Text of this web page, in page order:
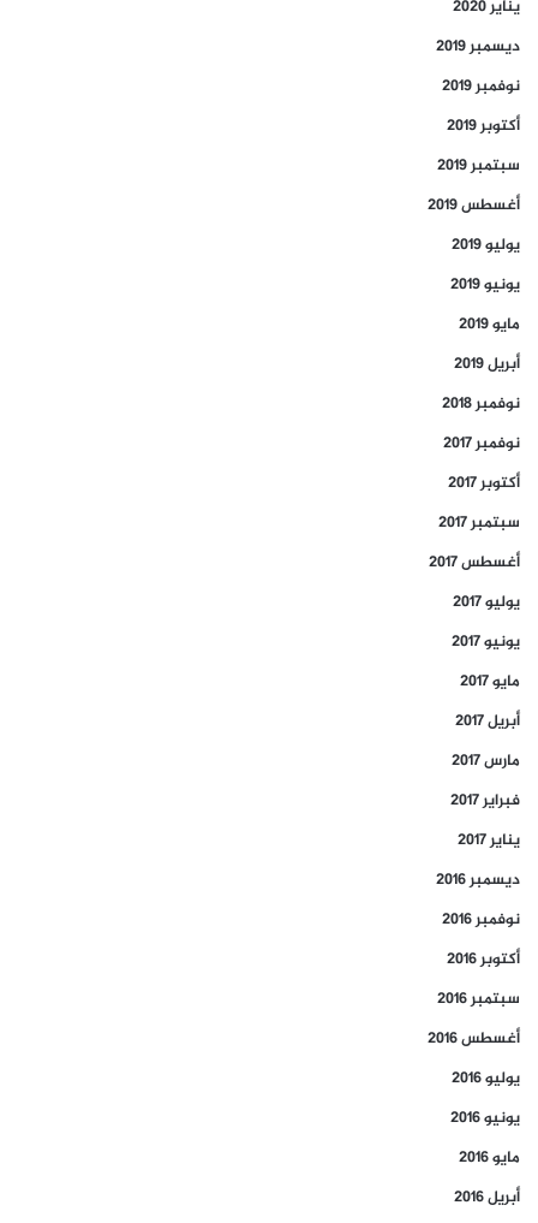
يناير 2020
ديسمبر 2019
نوفمبر 2019
أكتوبر 2019
سبتمبر 2019
أغسطس 2019
يوليو 2019
يونيو 2019
مايو 2019
أبريل 2019
نوفمبر 2018
نوفمبر 2017
أكتوبر 2017
سبتمبر 2017
أغسطس 2017
يوليو 2017
يونيو 2017
مايو 2017
أبريل 2017
مارس 2017
فبراير 2017
يناير 2017
ديسمبر 2016
نوفمبر 2016
أكتوبر 2016
سبتمبر 2016
أغسطس 2016
يوليو 2016
يونيو 2016
مايو 2016
أبريل 2016